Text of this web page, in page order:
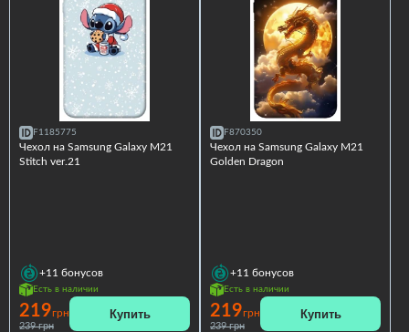
F1185775
Чехол на Samsung Galaxy M21
Stitch ver.21
+11 бонусов
Есть в наличии
219грн
239 грн
Купить
F870350
Чехол на Samsung Galaxy M21
Golden Dragon
+11 бонусов
Есть в наличии
219грн
239 грн
Купить